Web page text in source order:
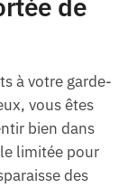
de
à votre garde-
vous êtes
bien dans
limitée pour
des